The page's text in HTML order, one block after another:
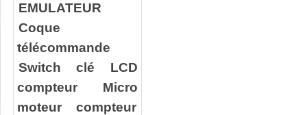
EMULATEUR
Coque
télécommande
Switch clé
LCD
compteur
Micro
moteur compteur